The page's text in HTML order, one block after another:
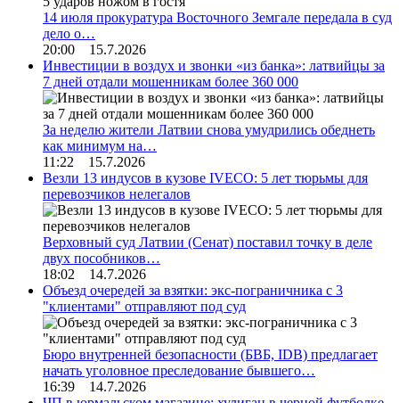
14 июля прокуратура Восточного Земгале передала в суд
дело о…
20:00 15.7.2026
Инвестиции в воздух и звонки «из банка»: латвийцы за
7 дней отдали мошенникам более 360 000
За неделю жители Латвии снова умудрились обеднеть
как минимум на…
11:22 15.7.2026
Везли 13 индусов в кузове IVECO: 5 лет тюрьмы для
перевозчиков нелегалов
Верховный суд Латвии (Сенат) поставил точку в деле
двух пособников…
18:02 14.7.2026
Объезд очередей за взятки: экс-пограничника с 3
"клиентами" отправляют под суд
Бюро внутренней безопасности (БВБ, IDB) предлагает
начать уголовное преследование бывшего…
16:39 14.7.2026